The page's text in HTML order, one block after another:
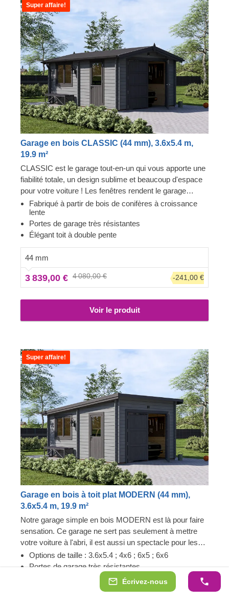
Écrivez-nous
Super affaire!
Garage en bois CLASSIC (44 mm), 3.6x5.4 m,
19.9 m²
CLASSIC est le garage tout-en-un qui vous apporte une
fiabilité totale, un design sublime et beaucoup d'espace
pour votre voiture ! Les fenêtres rendent le garage
lumineux et accueillant, et la construction robuste
assure la sécurité de votre voiture. Préparez-vous à
faire moins d'allers-retours à la station de lavage et à
être fier de montrer votre toute nouvelle construction en
bois à vos invités. CLASSIC est un petit bijou qui
apporte de grands avantages !
Fabriqué à partir de bois de conifères à croissance
lente
Portes de garage très résistantes
Élégant toit à double pente
44 mm
3 839,00 € 4 080,00 € -241,00 €
Voir le produit
Super affaire!
Garage en bois à toit plat MODERN (44 mm),
3.6x5.4 m, 19.9 m²
Notre garage simple en bois MODERN est là pour faire
sensation. Ce garage ne sert pas seulement à mettre
votre voiture à l'abri, il est aussi un spectacle pour les
yeux ! Préparez-vous à garer votre voiture du premier
coup dans un garage baigné de lumière. De plus, vous
n'aurez plus jamais besoin de déblayer la neige sur le
toit de votre voiture, désormais, elle sera toujours prête
Options de taille : 3.6x5.4 ; 4x6 ; 6x5 ; 6x6
Portes de garage très résistantes
Design moderne et original